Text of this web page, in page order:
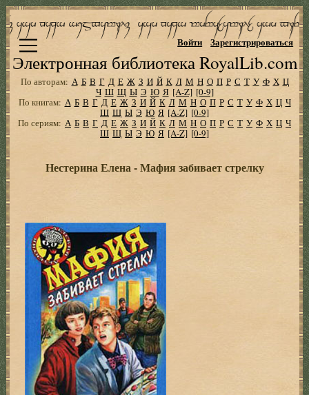
Электронная библиотека RoyalLib.com
Войти Зарегистрироваться
По авторам: А Б В Г Д Е Ж З И Й К Л М Н О П Р С Т У Ф Х Ц
Ч Ш Щ Ы Э Ю Я [A-Z] [0-9]
По книгам: А Б В Г Д Е Ж З И Й К Л М Н О П Р С Т У Ф Х Ц Ч
Ш Щ Ы Э Ю Я [A-Z] [0-9]
По сериям: А Б В Г Д Е Ж З И Й К Л М Н О П Р С Т У Ф Х Ц Ч
Ш Щ Ы Э Ю Я [A-Z] [0-9]
Нестерина Елена - Мафия забивает стрелку